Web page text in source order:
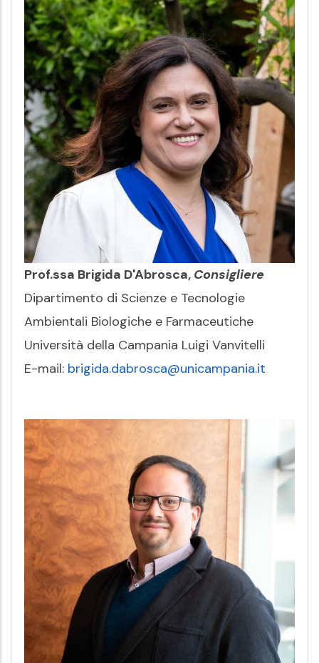
Prof.ssa Brigida D'Abrosca, Consigliere
Dipartimento di Scienze e Tecnologie
Ambientali Biologiche e Farmaceutiche
Università della Campania Luigi Vanvitelli
E-mail: brigida.dabrosca@unicampania.it